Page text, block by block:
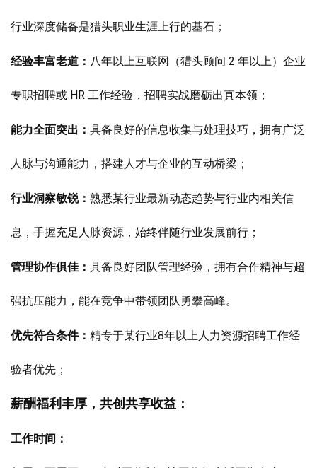
行业深度储备是猎头职业生涯上行的基石；
经验丰富老道： 八年以上互联网（猎头顾问 2 年以上）企业
专职招聘或 HR 工作经验，招聘实战磨砺出真本领；
能力全面突出： 具备良好的信息收集与处理技巧，拥有广泛
人脉与沟通能力，搭建人才与企业的互动桥梁；
行业洞察敏锐： 熟悉某行业最新动态趋势与行业内相关信
息，手握充足人脉资源，始终伴随行业发展前行；
管理协作俱佳： 具备良好团队管理经验，拥有合作精神与超
强抗压能力，能在竞争中带领团队勇攀高峰。
优先符合条件： 精专于某行业8年以上人力资源招聘工作经
验者优先；
薪酬福利丰厚，共创共享收益：
工作时间：